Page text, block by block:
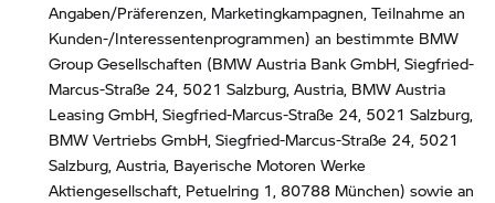
Angaben/Präferenzen, Marketingkampagnen, Teilnahme an
Kunden-/Interessentenprogrammen) an bestimmte BMW
Group Gesellschaften (BMW Austria Bank GmbH, Siegfried-
Marcus-Straße 24, 5021 Salzburg, Austria, BMW Austria
Leasing GmbH, Siegfried-Marcus-Straße 24, 5021 Salzburg,
BMW Vertriebs GmbH, Siegfried-Marcus-Straße 24, 5021
Salzburg, Austria, Bayerische Motoren Werke
Aktiengesellschaft, Petuelring 1, 80788 München) sowie an